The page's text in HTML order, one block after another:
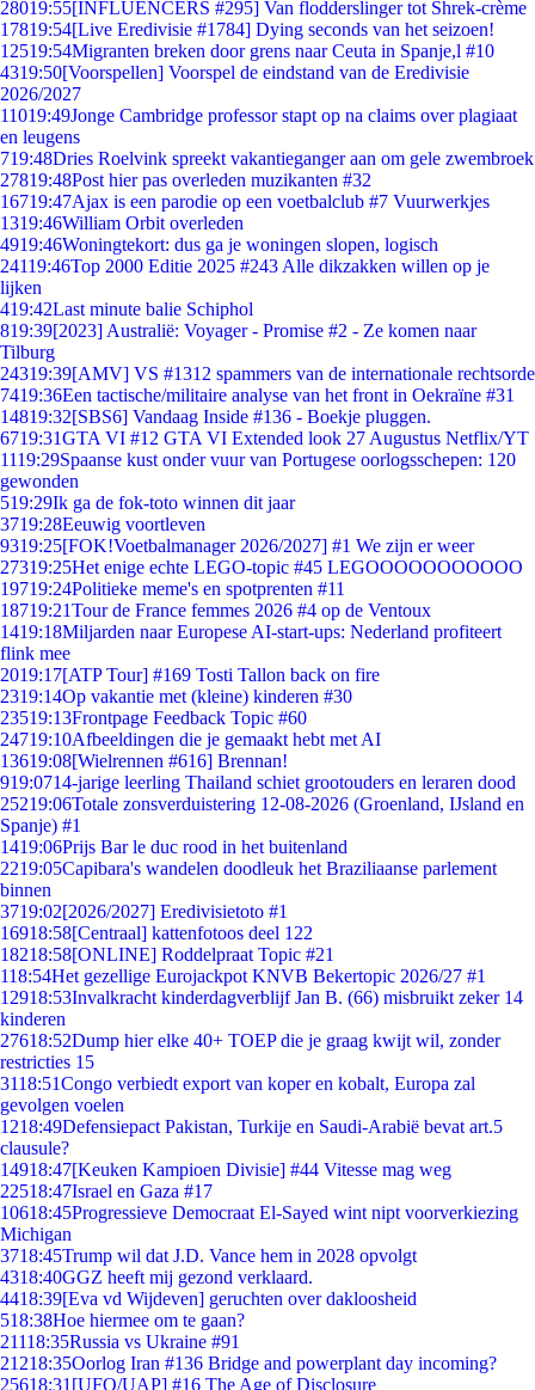
28019:55[INFLUENCERS #295] Van flodderslinger tot Shrek-crème
17819:54[Live Eredivisie #1784] Dying seconds van het seizoen!
12519:54Migranten breken door grens naar Ceuta in Spanje,l #10
4319:50[Voorspellen] Voorspel de eindstand van de Eredivisie
2026/2027
11019:49Jonge Cambridge professor stapt op na claims over plagiaat
en leugens
719:48Dries Roelvink spreekt vakantieganger aan om gele zwembroek
27819:48Post hier pas overleden muzikanten #32
16719:47Ajax is een parodie op een voetbalclub #7 Vuurwerkjes
1319:46William Orbit overleden
4919:46Woningtekort: dus ga je woningen slopen, logisch
24119:46Top 2000 Editie 2025 #243 Alle dikzakken willen op je
lijken
419:42Last minute balie Schiphol
819:39[2023] Australië: Voyager - Promise #2 - Ze komen naar
Tilburg
24319:39[AMV] VS #1312 spammers van de internationale rechtsorde
7419:36Een tactische/militaire analyse van het front in Oekraïne #31
14819:32[SBS6] Vandaag Inside #136 - Boekje pluggen.
6719:31GTA VI #12 GTA VI Extended look 27 Augustus Netflix/YT
1119:29Spaanse kust onder vuur van Portugese oorlogsschepen: 120
gewonden
519:29Ik ga de fok-toto winnen dit jaar
3719:28Eeuwig voortleven
9319:25[FOK!Voetbalmanager 2026/2027] #1 We zijn er weer
27319:25Het enige echte LEGO-topic #45 LEGOOOOOOOOOOO
19719:24Politieke meme's en spotprenten #11
18719:21Tour de France femmes 2026 #4 op de Ventoux
1419:18Miljarden naar Europese AI-start-ups: Nederland profiteert
flink mee
2019:17[ATP Tour] #169 Tosti Tallon back on fire
2319:14Op vakantie met (kleine) kinderen #30
23519:13Frontpage Feedback Topic #60
24719:10Afbeeldingen die je gemaakt hebt met AI
13619:08[Wielrennen #616] Brennan!
919:0714-jarige leerling Thailand schiet grootouders en leraren dood
25219:06Totale zonsverduistering 12-08-2026 (Groenland, IJsland en
Spanje) #1
1419:06Prijs Bar le duc rood in het buitenland
2219:05Capibara's wandelen doodleuk het Braziliaanse parlement
binnen
3719:02[2026/2027] Eredivisietoto #1
16918:58[Centraal] kattenfotoos deel 122
18218:58[ONLINE] Roddelpraat Topic #21
118:54Het gezellige Eurojackpot KNVB Bekertopic 2026/27 #1
12918:53Invalkracht kinderdagverblijf Jan B. (66) misbruikt zeker 14
kinderen
27618:52Dump hier elke 40+ TOEP die je graag kwijt wil, zonder
restricties 15
3118:51Congo verbiedt export van koper en kobalt, Europa zal
gevolgen voelen
1218:49Defensiepact Pakistan, Turkije en Saudi-Arabië bevat art.5
clausule?
14918:47[Keuken Kampioen Divisie] #44 Vitesse mag weg
22518:47Israel en Gaza #17
10618:45Progressieve Democraat El-Sayed wint nipt voorverkiezing
Michigan
3718:45Trump wil dat J.D. Vance hem in 2028 opvolgt
4318:40GGZ heeft mij gezond verklaard.
4418:39[Eva vd Wijdeven] geruchten over dakloosheid
518:38Hoe hiermee om te gaan?
21118:35Russia vs Ukraine #91
21218:35Oorlog Iran #136 Bridge and powerplant day incoming?
25618:31 [UFO/UAP] #16 The Age of Disclosure